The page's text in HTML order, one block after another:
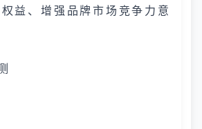
益、增强品牌市场竞争力意